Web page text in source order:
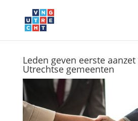
Leden geven eerste
Utrechtse gemeenten